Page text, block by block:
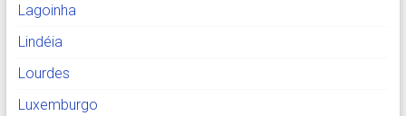
Lagoinha
Lindéia
Lourdes
Luxemburgo